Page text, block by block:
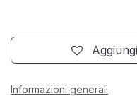
Informazioni generali